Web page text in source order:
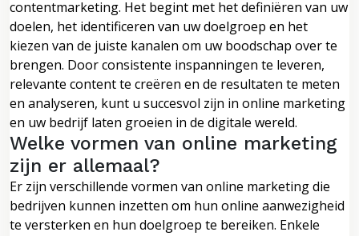
contentmarketing. Het begint met het definiëren van uw
doelen, het identificeren van uw doelgroep en het
kiezen van de juiste kanalen om uw boodschap over te
brengen. Door consistente inspanningen te leveren,
relevante content te creëren en de resultaten te meten
en analyseren, kunt u succesvol zijn in online marketing
en uw bedrijf laten groeien in de digitale wereld.
Welke vormen van online marketing
zijn er allemaal?
Er zijn verschillende vormen van online marketing die
bedrijven kunnen inzetten om hun online aanwezigheid
te versterken en hun doelgroep te bereiken. Enkele